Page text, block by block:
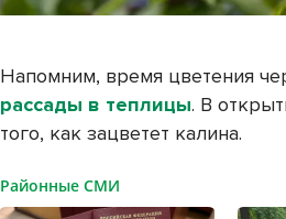
Напомним, время цветения
рассады в теплицы. В
того, как зацветет калина.
Районные СМИ